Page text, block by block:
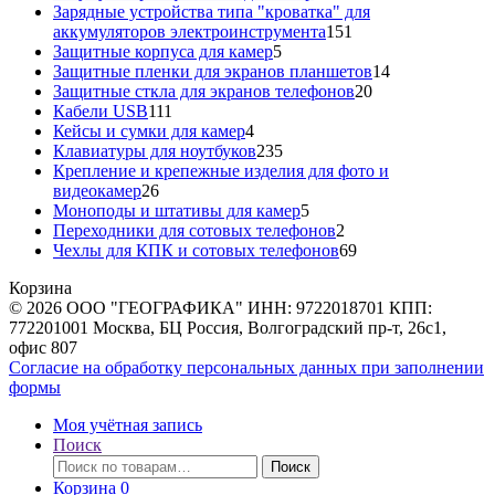
товара
Зарядные устройства типа "кроватка" для
аккумуляторов электроинструмента151
Защитные корпуса для камер55
товаров
Защитные пленки для экранов планшетов1414
Защитные сткла для экранов телефонов2020
Кабели USB111
товаров
Кейсы и сумки для камер44
товара
Клавиатуры для ноутбуков235235
товаров
Крепление и крепежные изделия для фото и
видеокамер2626
товаров
Моноподы и штативы для камер55
товаров
Переходники для сотовых телефонов2
товара
Чехлы для КПК и сотовых телефонов6969
Корзина
© 2026 ООО "ГЕОГРАФИКА" ИНН: 9722018701 КПП:
772201001 Москва, БЦ Россия, Волгоградский пр-т, 26с1,
офис 807
Согласие на обработку персональных данных при заполнении
формы
Моя учётная запись
Поиск
Искать:
Поиск
Корзина 0